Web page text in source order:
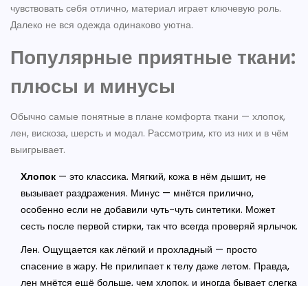
чувствовать себя отлично, материал играет ключевую роль.
Далеко не вся одежда одинаково уютна.
Популярные приятные ткани:
плюсы и минусы
Обычно самые понятные в плане комфорта ткани — хлопок,
лен, вискоза, шерсть и модал. Рассмотрим, кто из них и в чём
выигрывает.
Хлопок — это классика. Мягкий, кожа в нём дышит, не
вызывает раздражения. Минус — мнётся прилично,
особенно если не добавили чуть-чуть синтетики. Может
сесть после первой стирки, так что всегда проверяй ярлычок.
Лен. Ощущается как лёгкий и прохладный — просто
спасение в жару. Не прилипает к телу даже летом. Правда,
лен мнётся ещё больше, чем хлопок, и иногда бывает слегка